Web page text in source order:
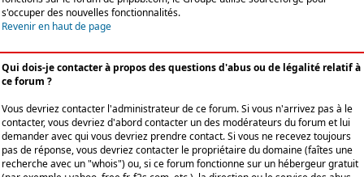
s'occuper des nouvelles fonctionnalités.
Revenir en haut de page
Qui dois-je contacter à propos des questions d'abus ou de légalité relatif à
ce forum ?
Vous devriez contacter l'administrateur de ce forum. Si vous n'arrivez pas à le
contacter, vous devriez d'abord contacter un des modérateurs du forum et lui
demander avec qui vous devriez prendre contact. Si vous ne recevez toujours
pas de réponse, vous devriez contacter le propriétaire du domaine (faîtes une
recherche avec un "whois") ou, si ce forum fonctionne sur un hébergeur gratuit